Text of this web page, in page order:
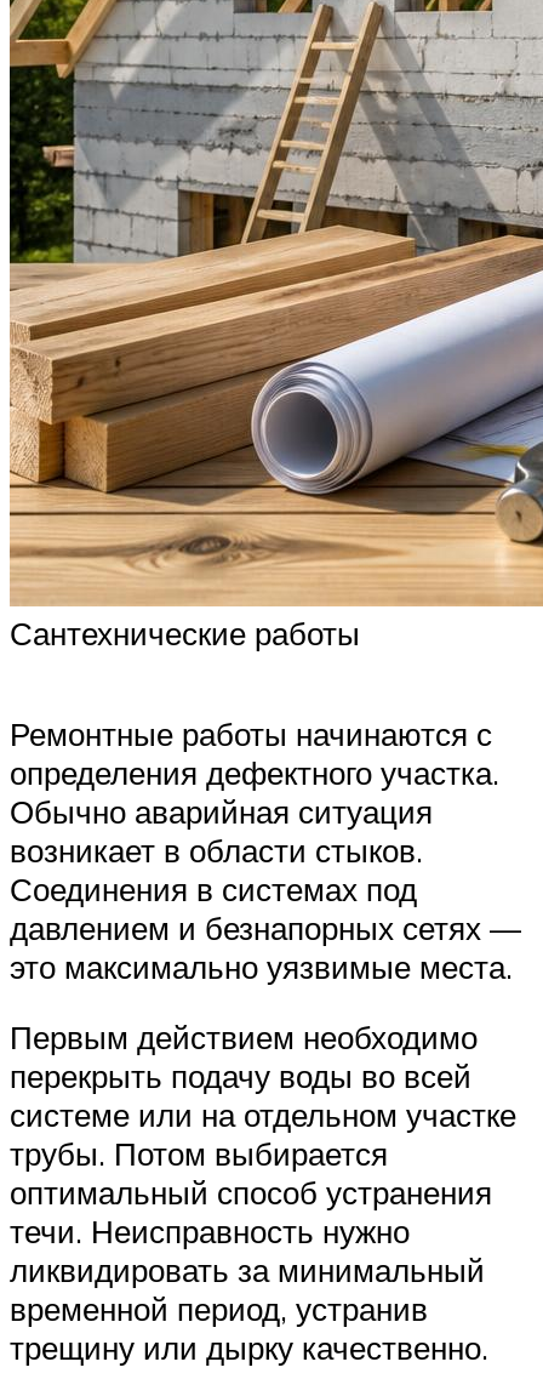
Сантехнические работы
Ремонтные работы начинаются с
определения дефектного участка.
Обычно аварийная ситуация
возникает в области стыков.
Соединения в системах под
давлением и безнапорных сетях —
это максимально уязвимые места.
Первым действием необходимо
перекрыть подачу воды во всей
системе или на отдельном участке
трубы. Потом выбирается
оптимальный способ устранения
течи. Неисправность нужно
ликвидировать за минимальный
временной период, устранив
трещину или дырку качественно.